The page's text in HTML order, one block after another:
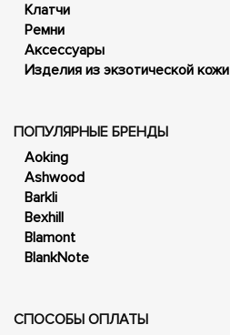
Клатчи
Ремни
Аксессуары
Изделия из экзотической кожи
ПОПУЛЯРНЫЕ БРЕНДЫ
Aoking
Ashwood
Barkli
Bexhill
Blamont
BlankNote
СПОСОБЫ ОПЛАТЫ